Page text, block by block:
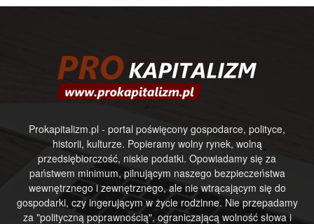
Prokapitalizm.pl - portal poświęcony gospodarce, polityce,
historii, kulturze. Popieramy wolny rynek, wolną
przedsiębiorczość, niskie podatki. Opowiadamy się za
państwem minimum, pilnującym naszego bezpieczeństwa
wewnętrznego i zewnętrznego, ale nie wtrącającym się do
gospodarki, czy ingerującym w życie rodzinne. Nie przepadamy
za "polityczną poprawnością", ograniczającą wolność słowa i